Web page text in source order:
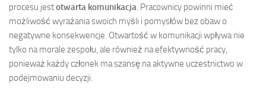
procesu jestotwarta komunikacja. Pracownicy powinni mieć
możliwość wyrażania swoich myśli i pomysłów bez obaw o
negatywne konsekwencje. Otwartość w komunikacji wpływa nie
tylko na morale zespołu, ale również na efektywność pracy,
ponieważ każdy członek ma szansę na aktywne uczestnictwo w
podejmowaniu decyzji.